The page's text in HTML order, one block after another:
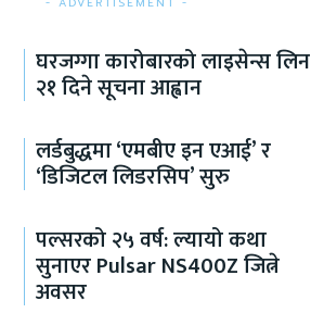
घरजग्गा कारोबारको लाइसेन्स लिन
२१ दिने सूचना आह्वान
लर्डबुद्धमा ‘एमबीए इन एआई’ र
‘डिजिटल लिडरसिप’ सुरु
पल्सरको २५ वर्ष: ल्यायो कथा
सुनाएर Pulsar NS400Z जित्ने
अवसर